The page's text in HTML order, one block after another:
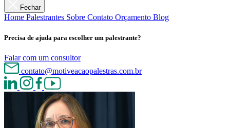
Fechar
Home Palestrantes Sobre Contato Orçamento Blog
Precisa de ajuda para escolher um palestrante?
Falar com um consultor
contato@motiveacaopalestras.com.br